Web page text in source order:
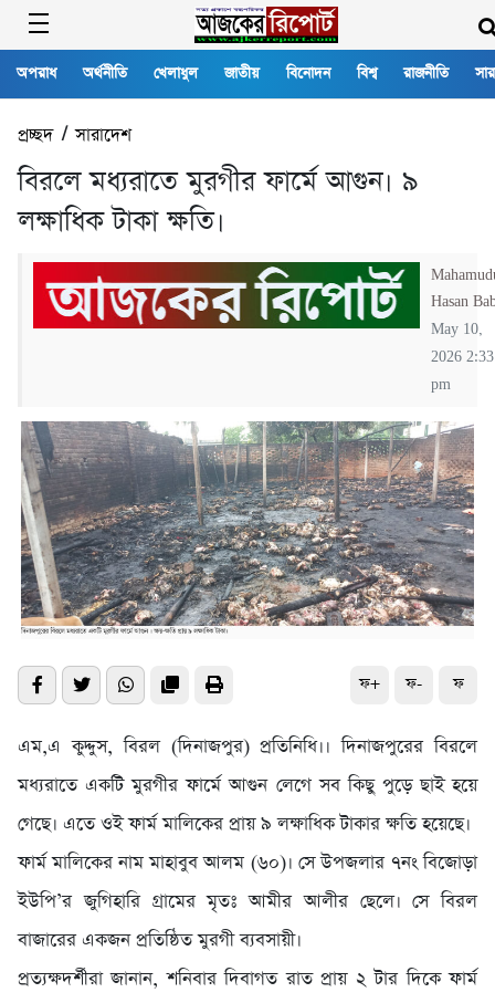
অপরাধ অর্থনীতি খেলাধুল জাতীয় বিনোদন বিশ্ব রাজনীতি
প্রচ্ছদ/সারাদেশ
বিরলে মধ্যরাতে মুরগীর ফার্মে আগুন। ৯
লক্ষাধিক টাকা ক্ষতি।
Hasan
May 10,
2026 2:33
pm
ফ+ ফ- ফ
এম,এ কুদ্দুস, বিরল (দিনাজপুর) প্রতিনিধি।। দিনাজপুরের বিরলে
মধ্যরাতে একটি মুরগীর ফার্মে আগুন লেগে সব কিছু পুড়ে ছাই হয়ে
গেছে। এতে ওই ফার্ম মালিকের প্রায় ৯ লক্ষাধিক টাকার ক্ষতি হয়েছে।
ফার্ম মালিকের নাম মাহাবুব আলম (৬০)। সে উপজলার ৭নং বিজোড়া
ইউপি’র জুগিহারি গ্রামের মৃতঃ আমীর আলীর ছেলে। সে বিরল
বাজারের একজন প্রতিষ্ঠিত মুরগী ব্যবসায়ী।
প্রত্যক্ষদর্শীরা জানান, শনিবার দিবাগত রাত প্রায় ২ টার দিকে ফার্ম